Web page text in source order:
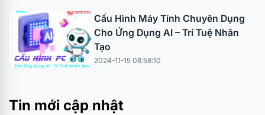
Cấu Hình Máy Tính Chuyên Dụng
Cho Ứng Dụng AI – Trí Tuệ Nhân
Tạo
2024-11-15 08:58:10
Tin mới cập nhật